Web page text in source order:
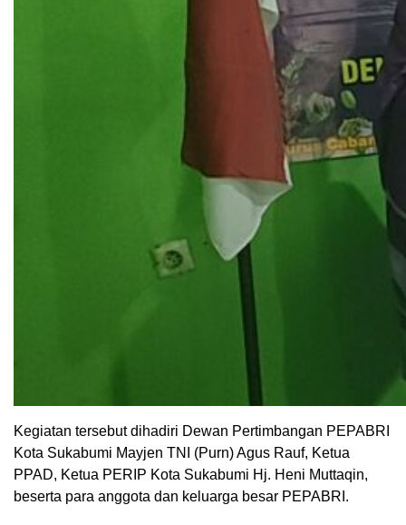
Kegiatan tersebut dihadiri Dewan Pertimbangan PEPABRI
Kota Sukabumi Mayjen TNI (Purn) Agus Rauf, Ketua
PPAD, Ketua PERIP Kota Sukabumi Hj. Heni Muttaqin,
beserta para anggota dan keluarga besar PEPABRI.